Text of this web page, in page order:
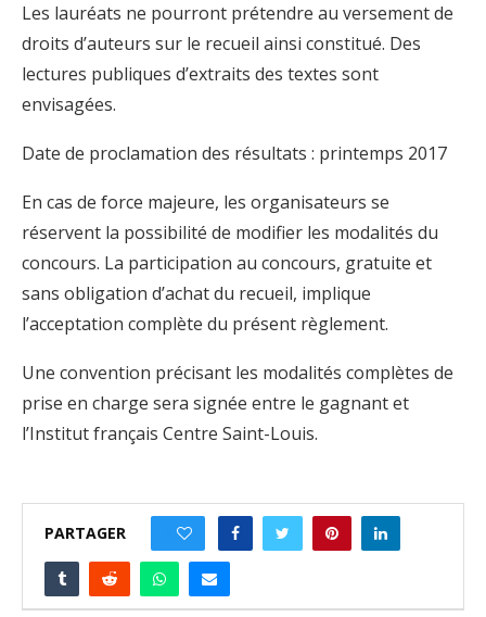
Les lauréats ne pourront prétendre au versement de
droits d’auteurs sur le recueil ainsi constitué. Des
lectures publiques d’extraits des textes sont
envisagées.
Date de proclamation des résultats : printemps 2017
En cas de force majeure, les organisateurs se
réservent la possibilité de modifier les modalités du
concours. La participation au concours, gratuite et
sans obligation d’achat du recueil, implique
l’acceptation complète du présent règlement.
Une convention précisant les modalités complètes de
prise en charge sera signée entre le gagnant et
l’Institut français Centre Saint-Louis.
PARTAGER